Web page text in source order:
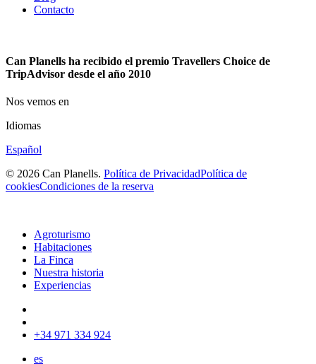
Contacto
Can Planells ha recibido el premio Travellers Choice de
TripAdvisor desde el año 2010
Nos vemos en
Idiomas
Español
© 2026 Can Planells. Política de PrivacidadPolítica de
cookiesCondiciones de la reserva
Agroturismo
Habitaciones
La Finca
Nuestra historia
Experiencias
+34 971 334 924
es